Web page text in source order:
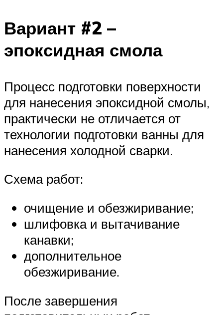
Вариант #2 –
эпоксидная смола
Процесс подготовки поверхности
для нанесения эпоксидной смолы,
практически не отличается от
технологии подготовки ванны для
нанесения холодной сварки.
Схема работ:
очищение и обезжиривание;
шлифовка и вытачивание
канавки;
дополнительное
обезжиривание.
После завершения